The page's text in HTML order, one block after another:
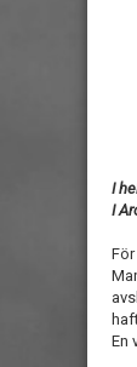
I
I
En